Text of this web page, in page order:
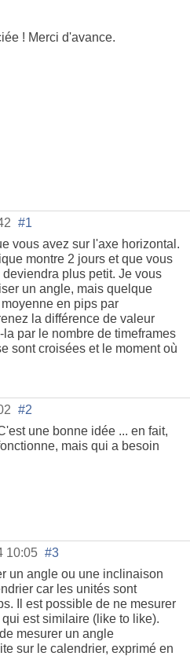
! Merci d'avance.
#1
vous avez sur l'axe horizontal.
montre 2 jours et que vous
plus petit. Je vous
un angle, mais quelque
en pips par
la différence de valeur
par le nombre de timeframes
sont croisées et le moment où
#2
une bonne idée ... en fait,
mais qui a besoin
10:05 #3
un angle ou une inclinaison
car les unités sont
Il est possible de ne mesurer
est similaire (like to like).
mesurer un angle
sur le calendrier, exprimé en